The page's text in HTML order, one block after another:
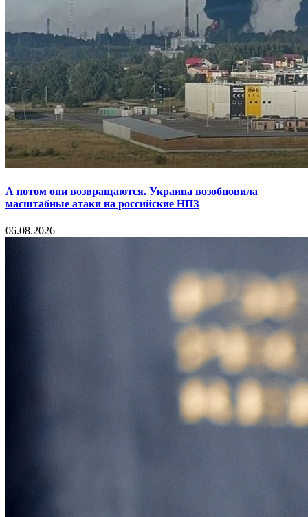
А потом они возвращаются. Украина возобновила
масштабные атаки на российские НПЗ
06.08.2026